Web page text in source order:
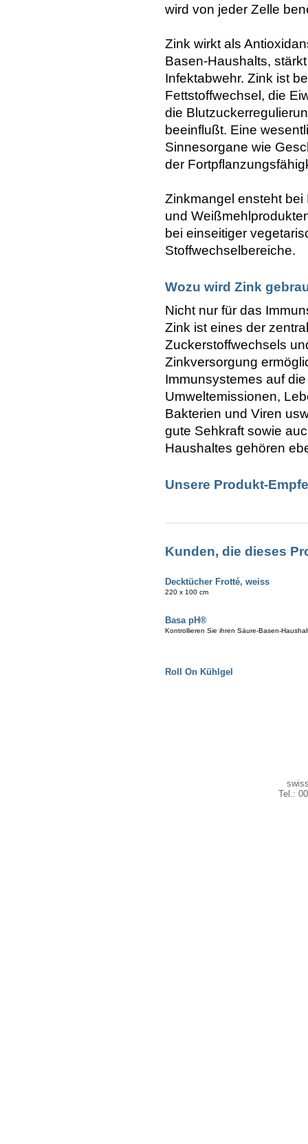
wird von jeder Zelle
Zink wirkt als
Basen-Haushalts,
Infektabwehr. Zink ist
Fettstoffwechsel, die
die
beeinflußt. Eine
Sinnesorgane wie
der
Zinkmangel ensteht
und
bei einseitiger
Stoffwechselbereiche.
Wozu wird Zink
Nicht nur für das
Zink ist eines der
Zuckerstoffwechsels
Zinkversorgung
Immunsystemes auf
Umweltemissionen,
Bakterien und Viren
gute Sehkraft sowie
Haushaltes gehören
Unsere Produkt-
Kunden, die dieses
Decktücher Frotté, weiss
220 x 100 cm
Basa pH®
Kontrollieren Sie ihren Säure-Basen-
Roll On Kühlgel
Tel.: